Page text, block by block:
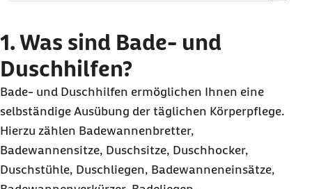
2. Bezahlt die Barmer Bade- und Duschhilfen?
3. Welche weiteren Kosten gibt es bei Bade- und
Duschhilfen?
4. Wie erhalte ich Bade- und Duschhilfen?
5. Wie finde ich einen Vertragspartner der
Barmer für Bade- und Duschhilfen?
6. Was gibt es bei Bade- und Duschhilfen sonst
noch zu beachten?
1. Was sind Bade- und
Duschhilfen?
Bade- und Duschhilfen ermöglichen Ihnen eine
selbständige Ausübung der täglichen Körperpflege.
Hierzu zählen Badewannenbretter,
Badewannensitze, Duschsitze, Duschhocker,
Duschstühle, Duschliegen, Badewanneneinsätze,